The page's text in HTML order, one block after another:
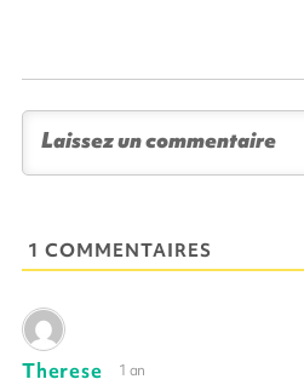
1 COMMENTAIRES
Therese 1 an